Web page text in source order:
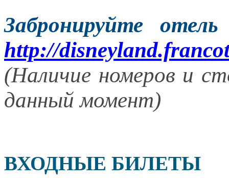
Забронируйте
http://
(Наличие номеров и
данный момент)
ВХОДНЫЕ БИЛЕТЫ